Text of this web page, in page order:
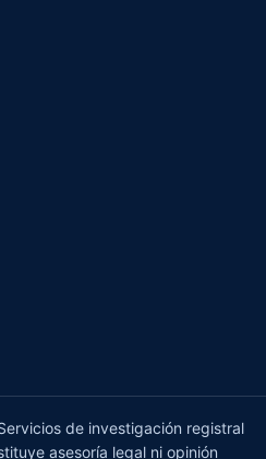
de investigación registral
asesoría legal ni opinión